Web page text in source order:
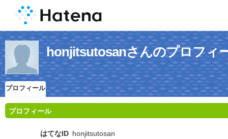
honjitsutosanさんのプロフィ
プロフィール
プロフィール
はてなID honjitsutosan